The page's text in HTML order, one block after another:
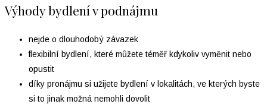
Výhody bydlení v podnájmu
nejde o dlouhodobý závazek
flexibilní bydlení, které můžete téměř kdykoliv vyměnit nebo
opustit
díky pronájmu si užijete bydlení v lokalitách, ve kterých byste
si to jinak možná nemohli dovolit